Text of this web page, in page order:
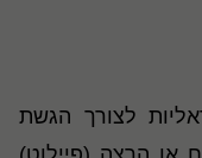
לצורך הגשת